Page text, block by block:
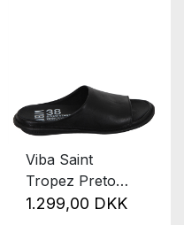
Viba Saint
Tropez Preto
Black
1.299,00 DKK